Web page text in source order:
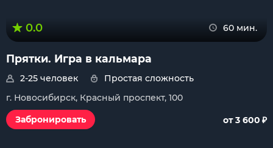
0.0 60 мин.
Прятки. Игра в кальмара
2-25 человек
Простая сложность
г. Новосибирск, Красный проспект, 100
Забронировать
от 3 600 ₽